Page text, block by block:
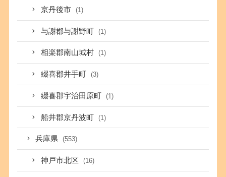
京丹後市 (1)
与謝郡与謝野町 (1)
相楽郡南山城村 (1)
綴喜郡井手町 (3)
綴喜郡宇治田原町 (1)
船井郡京丹波町 (1)
兵庫県 (553)
神戸市北区 (16)